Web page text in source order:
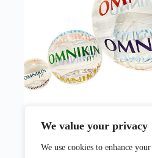
We value your privacy
We use cookies to enhance
Ballon Omnikin Fit en TPU
70,00€